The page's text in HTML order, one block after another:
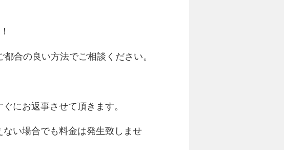
合の良い方法でご相談ください。
にお返事させて頂きます。
い場合でも料金は発生致しませ